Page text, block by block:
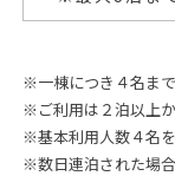
※一棟につき４名ま
※ご利用は２泊以上
※基本利用人数４名
※数日連泊された場